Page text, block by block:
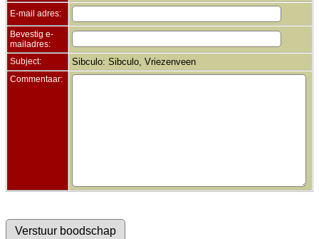
E-mail adres:
Bevestig e-
mailadres:
Subject:
Sibculo: Sibculo, Vriezenveen
Commentaar: